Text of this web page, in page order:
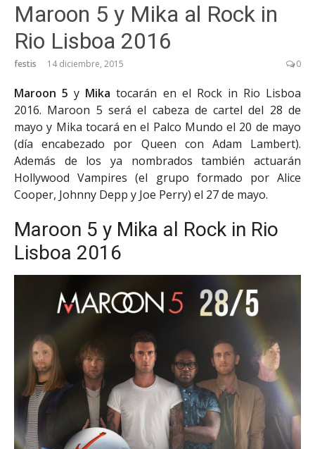
Maroon 5 y Mika al Rock in
Rio Lisboa 2016
festis 14 diciembre, 2015 0
Maroon 5 y Mikatocarán en el Rock in Rio Lisboa
2016. Maroon 5 será el cabeza de cartel del 28 de
mayo y Mika tocará en el Palco Mundo el 20 de mayo
(día encabezado por Queen con Adam Lambert).
Además de los ya nombrados también actuarán
Hollywood Vampires (el grupo formado por Alice
Cooper, Johnny Depp y Joe Perry) el 27 de mayo.
Maroon 5 y Mika al Rock in Rio
Lisboa 2016